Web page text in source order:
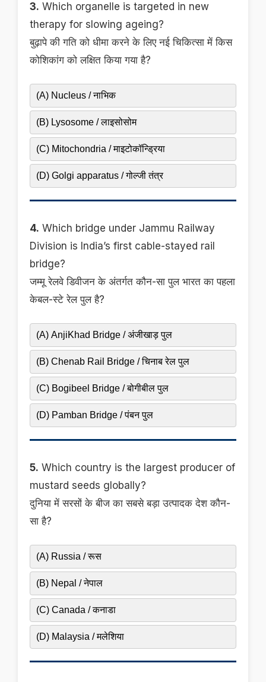
3. Which organelle is targeted in new
therapy for slowing ageing?
बुढ़ापे की गति को धीमा करने के लिए नई चिकित्सा में किस
कोशिकांग को लक्षित किया गया है?
(A) Nucleus / नाभिक
(B) Lysosome / लाइसोसोम
(C) Mitochondria / माइटोकॉन्ड्रिया
(D) Golgi apparatus / गोल्जी तंत्र
4. Which bridge under Jammu Railway
Division is India’s first cable-stayed rail
bridge?
जम्मू रेलवे डिवीजन के अंतर्गत कौन-सा पुल भारत का पहला
केबल-स्टे रेल पुल है?
(A) AnjiKhad Bridge / अंजीखाड़ पुल
(B) Chenab Rail Bridge / चिनाब रेल पुल
(C) Bogibeel Bridge / बोगीबील पुल
(D) Pamban Bridge / पंबन पुल
5. Which country is the largest producer of
mustard seeds globally?
दुनिया में सरसों के बीज का सबसे बड़ा उत्पादक देश कौन-
सा है?
(A) Russia / रूस
(B) Nepal / नेपाल
(C) Canada / कनाडा
(D) Malaysia / मलेशिया